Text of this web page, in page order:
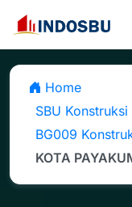
Home
SBU Konstruksi
BG009
KOTA